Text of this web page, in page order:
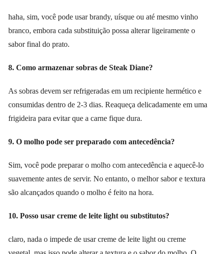
haha, sim, você pode usar brandy, uísque ou até mesmo vinho
branco, embora cada substituição possa alterar ligeiramente o
sabor final do prato.
8. Como armazenar sobras de Steak Diane?
As sobras devem ser refrigeradas em um recipiente hermético e
consumidas dentro de 2-3 dias. Reaqueça delicadamente em uma
frigideira para evitar que a carne fique dura.
9. O molho pode ser preparado com antecedência?
Sim, você pode preparar o molho com antecedência e aquecê-lo
suavemente antes de servir. No entanto, o melhor sabor e textura
são alcançados quando o molho é feito na hora.
10. Posso usar creme de leite light ou substitutos?
claro, nada o impede de usar creme de leite light ou creme